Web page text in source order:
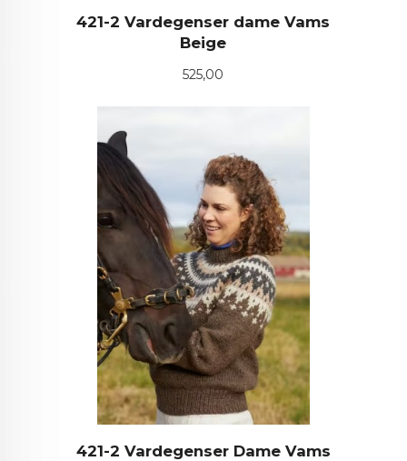
421-2 Vardegenser dame Vams
Beige
Pris
525,00
421-2 Vardegenser Dame Vams